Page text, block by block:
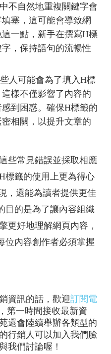
不自然地重複關鍵字會
塞，這可能會導致網
一點，新手在撰寫H標
，保持語句的流暢性
些人可能會為了填入H標
樣不僅影響了內容的
到困惑。確保H標籤的
相關，以提升文章的
些常見錯誤並採取相應
標籤的使用上更為得心
，還能為讀者提供更佳
目的是為了讓內容組織
更好地理解網頁內容，
位內容創作者必須掌握
資訊的話，歡迎訂閱電
，第一時間接收最新資
還會陸續舉辦各類型的
行銷人可以加入我們臉
我們討論喔！